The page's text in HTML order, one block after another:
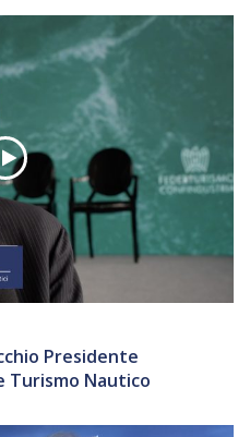
Presidente
Turismo Nautico